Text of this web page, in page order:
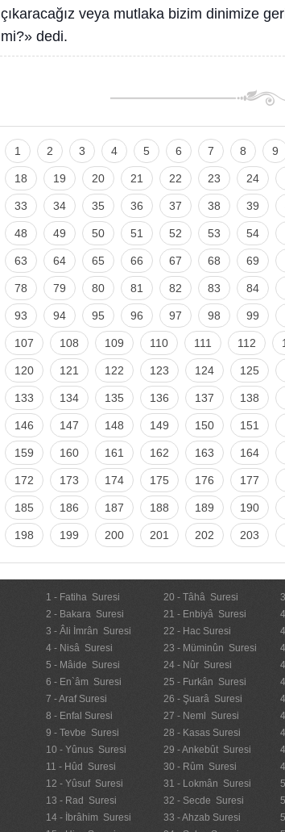
çıkaracağız veya mutlaka bizim dinimize
mi?» dedi.
1 2 3 4 5 6 7 8 9
18 19 20 21 22 23 24
33 34 35 36 37 38 39
48 49 50 51 52 53 54
63 64 65 66 67 68 69
78 79 80 81 82 83 84
93 94 95 96 97 98 99
107 108 109 110 111 112
120 121 122 123 124 125
133 134 135 136 137 138
146 147 148 149 150 151
159 160 161 162 163 164
172 173 174 175 176 177
185 186 187 188 189 190
198 199 200 201 202 203
1 - Fatiha Suresi
2 - Bakara Suresi
3 - Âli İmrân Suresi
4 - Nisâ Suresi
5 - Mâide Suresi
6 - En`âm Suresi
7 - Araf Suresi
8 - Enfal Suresi
9 - Tevbe Suresi
10 - Yûnus Suresi
11 - Hûd Suresi
12 - Yûsuf Suresi
13 - Rad Suresi
14 - İbrâhim Suresi
20 - Tâhâ Suresi
21 - Enbiyâ Suresi
22 - Hac Suresi
23 - Müminûn Suresi
24 - Nûr Suresi
25 - Furkân Suresi
26 - Şuarâ Suresi
27 - Neml Suresi
28 - Kasas Suresi
29 - Ankebût Suresi
30 - Rûm Suresi
31 - Lokmân Suresi
32 - Secde Suresi
33 - Ahzab Suresi